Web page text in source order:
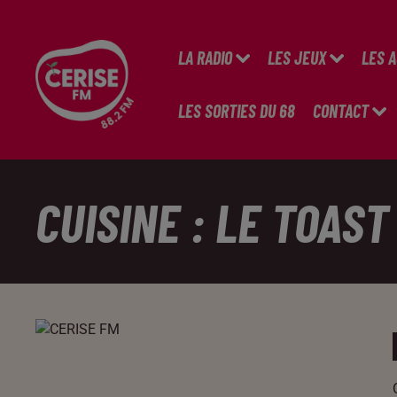
LA RADIO LES JEUX LES
LES SORTIES DU 68 CONTACT
CUISINE : LE